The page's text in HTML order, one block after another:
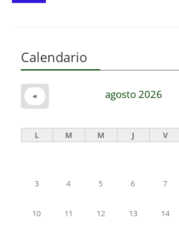
Calendario
agosto 2026
«
L M M J V
3 4 5 6 7
10 11 12 13 14